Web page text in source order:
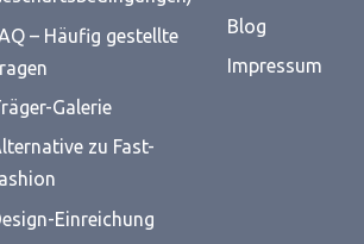
– Häufig gestellte
Galerie
zu Fast-
Einreichung
Blog
Impressum